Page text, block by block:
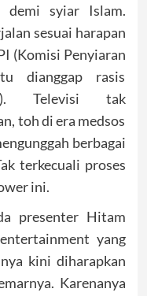
demi syiar Islam.
sesuai harapan
(Komisi Penyiaran
dianggap rasis
Televisi tak
toh di era medsos
berbagai
terkecuali proses
ini.
presenter Hitam
yang
kini diharapkan
Karenanya